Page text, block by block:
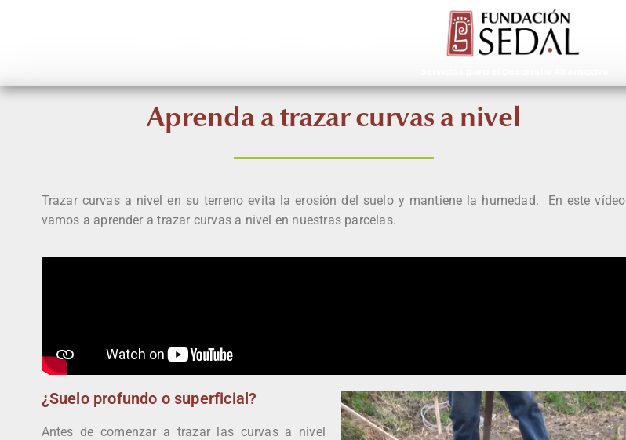
Aprenda a trazar curvas a nivel
Trazar curvas a nivel en su terreno evita la erosión del suelo y mantiene la humedad. En este vídeo
vamos a aprender atrazar curvas a nivel en nuestras parcelas.
¿Suelo profundo o superficial?
Antes de comenzar a trazar las curvas a nivel